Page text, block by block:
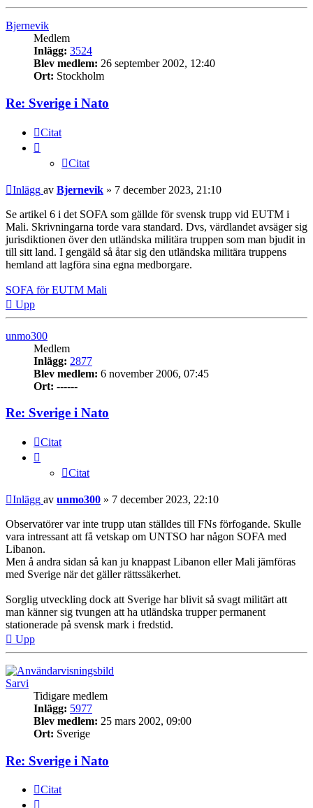
Bjernevik
Medlem
Inlägg: 3524
Blev medlem: 26 september 2002, 12:40
Ort: Stockholm
Re: Sverige i Nato
Citat
Citat
Inlägg av Bjernevik » 7 december 2023, 21:10
Se artikel 6 i det SOFA som gällde för svensk trupp vid EUTM i
Mali. Skrivningarna torde vara standard. Dvs, värdlandet avsäger sig
jurisdiktionen över den utländska militära truppen som man bjudit in
till sitt land. I gengäld så åtar sig den utländska militära truppens
hemland att lagföra sina egna medborgare.
SOFA för EUTM Mali
Upp
unmo300
Medlem
Inlägg: 2877
Blev medlem: 6 november 2006, 07:45
Ort: ------
Re: Sverige i Nato
Citat
Citat
Inlägg av unmo300 » 7 december 2023, 22:10
Observatörer var inte trupp utan ställdes till FNs förfogande. Skulle
vara intressant att få vetskap om UNTSO har någon SOFA med
Libanon.
Men å andra sidan så kan ju knappast Libanon eller Mali jämföras
med Sverige när det gäller rättssäkerhet.
Sorglig utveckling dock att Sverige har blivit så svagt militärt att
man känner sig tvungen att ha utländska trupper permanent
stationerade på svensk mark i fredstid.
Upp
Sarvi
Tidigare medlem
Inlägg: 5977
Blev medlem: 25 mars 2002, 09:00
Ort: Sverige
Re: Sverige i Nato
Citat